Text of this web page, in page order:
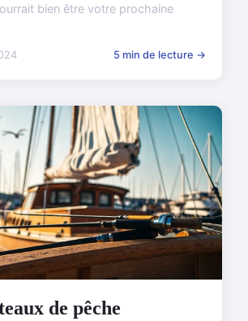
bien être votre prochaine
5 min de lecture →
de pêche